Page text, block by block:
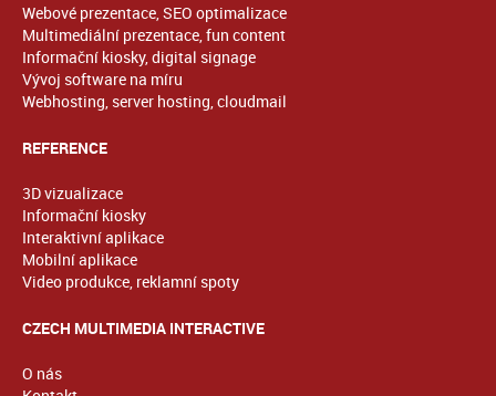
Webové prezentace, SEO optimalizace
Multimediální prezentace, fun content
Informační kiosky, digital signage
Vývoj software na míru
Webhosting, server hosting, cloudmail
REFERENCE
3D vizualizace
Informační kiosky
Interaktivní aplikace
Mobilní aplikace
Video produkce, reklamní spoty
CZECH MULTIMEDIA INTERACTIVE
O nás